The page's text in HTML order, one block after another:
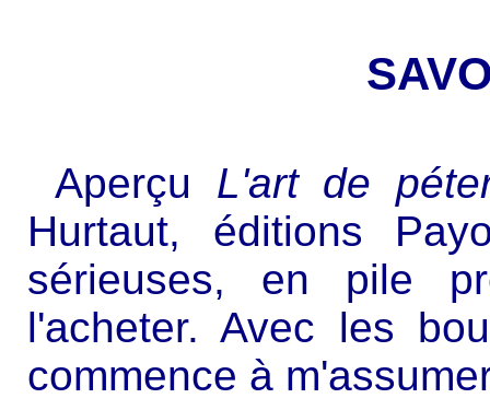
Aperçu L'art de
Hurtaut, éditions
sérieuses, en pile
l'acheter. Avec les
commence à